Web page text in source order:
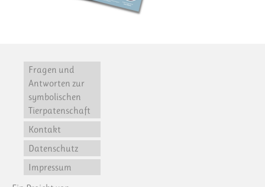
Fragen und
Antworten zur
symbolischen
Tierpatenschaft
Kontakt
Datenschutz
Impressum